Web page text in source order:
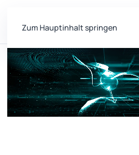
Zum Hauptinhalt springen
Home Labore 03.008